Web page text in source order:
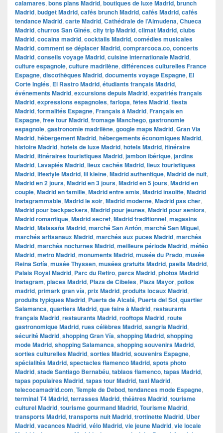
calamares, bons plans Madrid, boutiques de luxe Madrid, brunch
Madrid, budget Madrid, cafés brunch Madrid, cafés Madrid, cafés
tendance Madrid, carte Madrid, Cathédrale de l’Almudena, Chueca
Madrid, churros San Ginés, city trip Madrid, climat Madrid, clubs
Madrid, cocaina madrid, cocktails Madrid, comédies musicales
Madrid, comment se déplacer Madrid, comprarcoca.co, concerts
Madrid, conseils voyage Madrid, cuisine internationale Madrid,
culture espagnole, culture madrilène, différences culturelles France
Espagne, discothèques Madrid, documents voyage Espagne, El
Corte Inglés, El Rastro Madrid, étudiants français Madrid,
événements Madrid, excursions depuis Madrid, expatriés français
Madrid, expressions espagnoles, farlopa, fêtes Madrid, fiesta
Madrid, formalités Espagne, Français à Madrid, Français en
Espagne, free tour Madrid, fromage Manchego, gastronomie
espagnole, gastronomie madrilène, google maps Madrid, ​​Gran Via
Madrid, hébergement Madrid, hébergements économiques Madrid,
histoire Madrid, hôtels de luxe Madrid, hôtels Madrid, itinéraire
Madrid, itinéraires touristiques Madrid, jambon ibérique, jardins
Madrid, Lavapiés Madrid, lieux cachés Madrid, lieux touristiques
Madrid, lifestyle Madrid, lil kleine, Madrid authentique, Madrid de nuit,
Madrid en 2 jours, Madrid en 3 jours, Madrid en 5 jours, Madrid en
couple, Madrid en famille, Madrid entre amis, Madrid insolite, Madrid
Instagrammable, Madrid le soir, Madrid moderne, Madrid pas cher,
Madrid pour backpackers, Madrid pour jeunes, Madrid pour seniors,
Madrid romantique, Madrid secret, Madrid traditionnel, magasins
Madrid, Malasaña Madrid, marché San Antón, marché San Miguel,
marchés artisanaux Madrid, marchés aux puces Madrid, marchés
Madrid, marchés nocturnes Madrid, meilleure période Madrid, météo
Madrid, metro Madrid, monuments Madrid, musée du Prado, musée
Reina Sofía, musée Thyssen, musées gratuits Madrid, paella Madrid,
Palais Royal Madrid, Parc du Retiro, parcs Madrid, photos Madrid
Instagram, places Madrid, Plaza de Cibeles, Plaza Mayor, pollos
madrid, primark gran vía, prix Madrid, produits locaux Madrid,
produits typiques Madrid, Puerta de Alcalá, Puerta del Sol, quartier
Salamanca, quartiers Madrid, que faire à Madrid, restaurants
français Madrid, restaurants Madrid, rooftops Madrid, route
gastronomique Madrid, rues célèbres Madrid, sangria Madrid,
sécurité Madrid, shopping Gran Vía, shopping Madrid, shopping
mode Madrid, shopping Salamanca, shopping souvenirs Madrid,
sorties culturelles Madrid, sorties Madrid, souvenirs Espagne,
spécialités Madrid, spectacles flamenco Madrid, spots photo
Madrid, stade Santiago Bernabéu, tablaos flamenco, tapas Madrid,
tapas populaires Madrid, tapas tour Madrid, taxi Madrid,
telecocamadrid.com, Temple de Debod, tendances mode Espagne,
terminal T4 Madrid, terrasses Madrid, théâtres Madrid, tourisme
culturel Madrid, tourisme gourmand Madrid, Tourisme Madrid,
transports Madrid, transports nuit Madrid, trottinette Madrid, Uber
Madrid, vacances Madrid, vélo Madrid, vie jeune Madrid, vie locale